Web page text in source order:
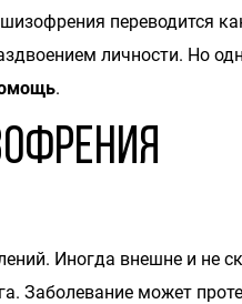
переводится
личности. Но
.
Иногда внешне и не
Заболевание может